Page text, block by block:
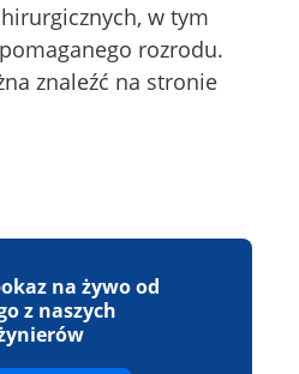
w tym
rozrodu.
znaleźć na stronie
na żywo od
z naszych